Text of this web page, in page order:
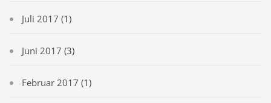
Juli 2017 (1)
Juni 2017 (3)
Februar 2017 (1)